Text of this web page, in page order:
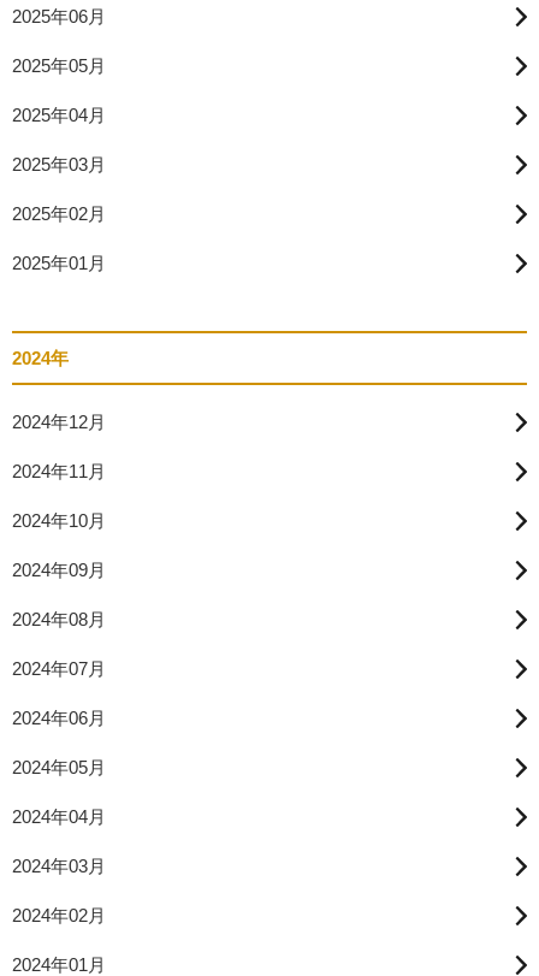
2025年06月
2025年05月
2025年04月
2025年03月
2025年02月
2025年01月
2024年
2024年12月
2024年11月
2024年10月
2024年09月
2024年08月
2024年07月
2024年06月
2024年05月
2024年04月
2024年03月
2024年02月
2024年01月